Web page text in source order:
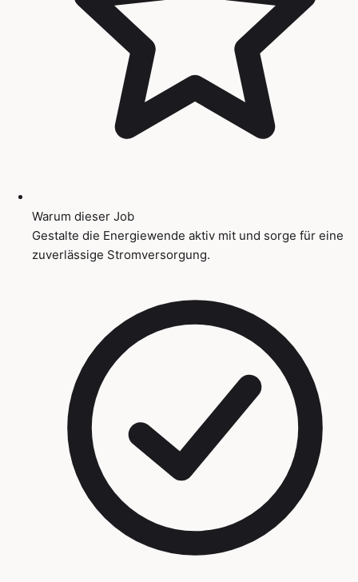
Warum dieser Job
Gestalte die Energiewende aktiv mit und sorge für eine
zuverlässige Stromversorgung.